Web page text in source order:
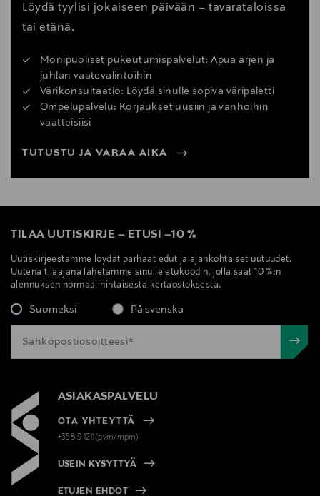
Löydä tyylisi jokaiseen päivään – tavarataloissa
tai etänä.
Monipuoliset pukeutumispalvelut: Apua arjen ja
juhlan vaatevalintoihin
Värikonsultaatio: Löydä sinulle sopiva väripaletti
Ompelupalvelu: Korjaukset uusiin ja vanhoihin
vaatteisiisi
TUTUSTU JA VARAA AIKA
TILAA UUTISKIRJE – ETUSI –10 %
Uutiskirjeestämme löydät parhaat edut ja ajankohtaiset uutuudet.
Uutena tilaajana lähetämme sinulle etukoodin, jolla saat 10 %:n
alennuksen normaalihintaisesta kertaostoksesta.
Suomeksi På svenska
ASIAKASPALVELU
OTA YHTEYTTÄ
+358 9 1211(pvm/mpm)
USEIN KYSYTTYÄ
ETUJEN EHDOT